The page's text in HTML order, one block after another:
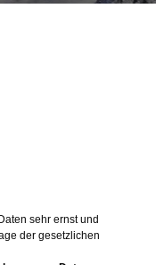
sehr ernst und
der gesetzlichen